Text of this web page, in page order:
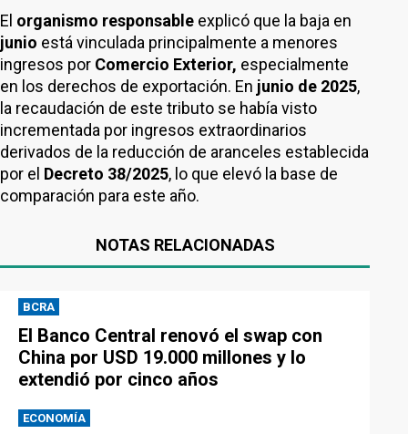
El organismo responsable explicó que la baja en
junio está vinculada principalmente a menores
ingresos por Comercio Exterior, especialmente
en los derechos de exportación. En junio de 2025,
la recaudación de este tributo se había visto
incrementada por ingresos extraordinarios
derivados de la reducción de aranceles establecida
por el Decreto 38/2025, lo que elevó la base de
comparación para este año.
NOTAS RELACIONADAS
BCRA
El Banco Central renovó el swap con
China por USD 19.000 millones y lo
extendió por cinco años
ECONOMÍA